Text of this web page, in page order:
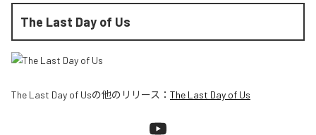
The Last Day of Us
The Last Day of Usの他のリリース： The Last Day of Us